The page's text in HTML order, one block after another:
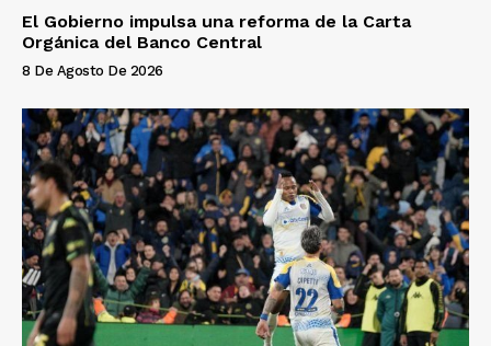
El Gobierno impulsa una reforma de la Carta
Orgánica del Banco Central
8 De Agosto De 2026